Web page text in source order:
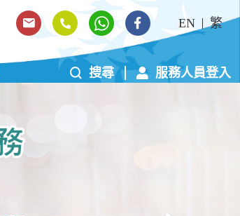
EN 繁
搜尋 服務人員登入